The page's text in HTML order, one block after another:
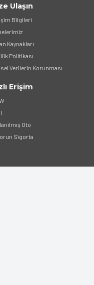
Ulaşın
Bilgileri
Kaynakları
Politikası
Verilerin Korunması
Erişim
Oto
Sigorta